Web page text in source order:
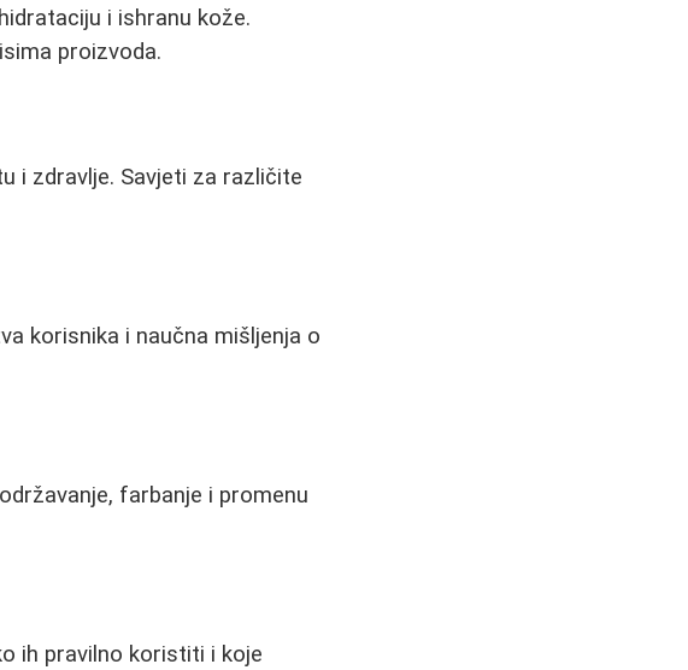
i ishranu kože.
proizvoda.
i zdravlje. Savjeti za različite
korisnika i naučna mišljenja o
farbanje i promenu
ih pravilno koristiti i koje